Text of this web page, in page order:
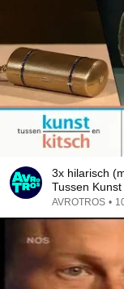
3x hilarisch
Tussen
AVROTROS •